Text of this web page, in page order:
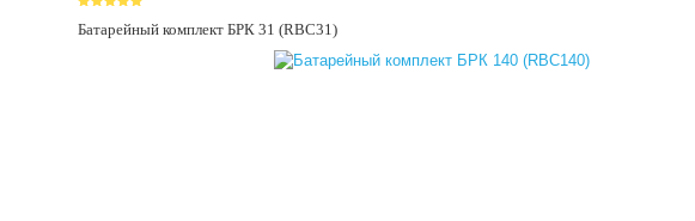
Батарейный комплект БРК 31 (RBC31)